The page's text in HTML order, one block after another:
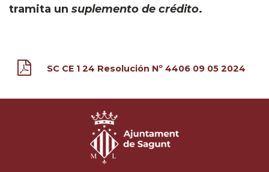
tramita un suplemento de crédito.
SC CE 1 24 Resolución Nº 4406 09 05 2024